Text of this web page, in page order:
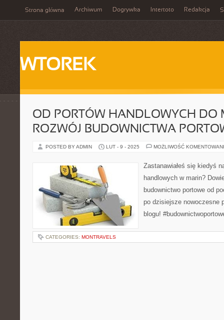
Strona główna Archiwum Dogrywka Intertoto Redakcja
WTOREK
OD PORTÓW HANDLOWYCH DO
ROZWÓJ BUDOWNICTWA
POSTED BY ADMIN LUT - 9 - 2025 MOŻLIWOŚĆ
Zastanawiałeś się kiedyś
handlowych w marin?
budownictwo portowe od
po dzisiejsze nowoczesne
blogu!
CATEGORIES: MONTRAVELS